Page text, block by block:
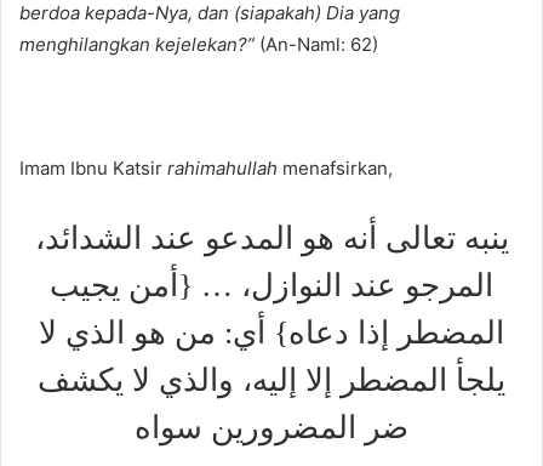
berdoa kepada-Nya, dan (siapakah) Dia yang
menghilangkan kejelekan?” (An-Naml: 62)
Imam Ibnu Katsir rahimahullah menafsirkan,
ينبه تعالى أنه هو المدعو عند الشدائد،
المرجو عند النوازل، … {أمن يجيب
المضطر إذا دعاه} أي: من هو الذي لا
يلجأ المضطر إلا إليه، والذي لا يكشف
ضر المضرورين سواه